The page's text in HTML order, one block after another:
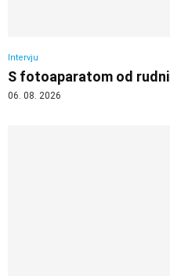
Intervju
S fotoaparatom od
06. 08. 2026